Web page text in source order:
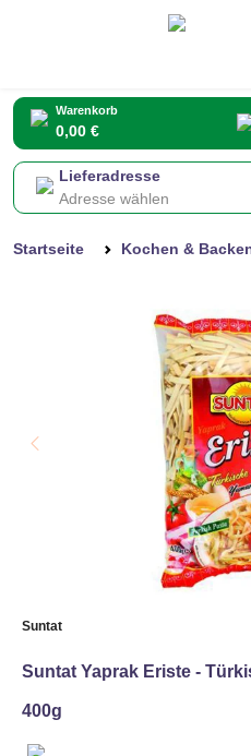
Warenkorb
0,00 €
Lieferadresse
Adresse wählen
Startseite Kochen &
Suntat
Suntat Yaprak Eriste -
400g